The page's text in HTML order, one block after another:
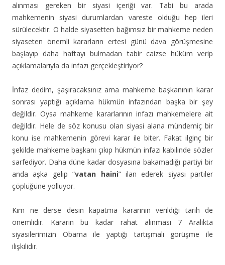
alınması gereken bir siyasi içeriği var. Tabi bu arada
mahkemenin siyasi durumlardan vareste olduğu hep ileri
sürülecektir. O halde siyasetten bağımsız bir mahkeme neden
siyaseten önemli kararların ertesi günü dava görüşmesine
başlayıp daha haftayı bulmadan tabir caizse hüküm verip
açıklamalarıyla da infazı gerçekleştiriyor?
İnfaz dedim, şaşıracaksınız ama mahkeme başkanının karar
sonrası yaptığı açıklama hükmün infazından başka bir şey
değildir. Oysa mahkeme kararlarının infazı mahkemelere ait
değildir. Hele de söz konusu olan siyasi alana mündemiç bir
konu ise mahkemenin görevi karar ile biter. Fakat ilginç bir
şekilde mahkeme başkanı çıkıp hükmün infazı kabilinde sözler
sarfediyor. Daha düne kadar dosyasına bakamadığı partiyi bir
anda aşka gelip “vatan haini” ilan ederek siyasi partiler
çöplüğüne yolluyor.
Kim ne derse desin kapatma kararının verildiği tarih de
önemlidir. Kararın bu kadar rahat alınması 7 Aralıkta
siyasilerimizin Obama ile yaptığı tartışmalı görüşme ile
ilişkilidir.